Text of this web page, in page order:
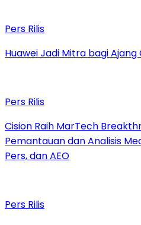
Pers Rilis
Huawei Jadi Mitra bagi Ajang
Pers Rilis
Cision Raih MarTech
Pemantauan dan Analisis
Pers, dan AEO
Pers Rilis